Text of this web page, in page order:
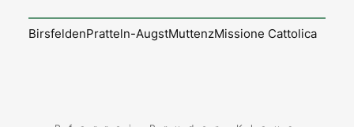
BirsfeldenPratteln-AugstMuttenzMissione Cattolica